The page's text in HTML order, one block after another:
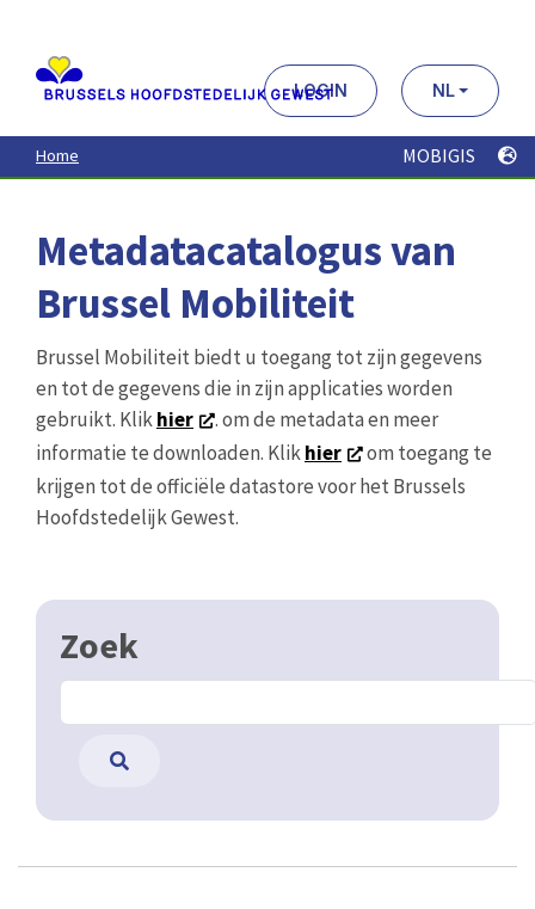
contenu
principal
LOGIN NL
Home MOBIGIS
Metadatacatalogus van
Brussel Mobiliteit
Brussel Mobiliteit biedt u toegang tot zijn gegevens
en tot de gegevens die in zijn applicaties worden
gebruikt. Klikhier
. om de metadata en meer
informatie te downloaden. Klikhier
om toegang te
krijgen tot de officiële datastore voor het Brussels
Hoofdstedelijk Gewest.
Zoek